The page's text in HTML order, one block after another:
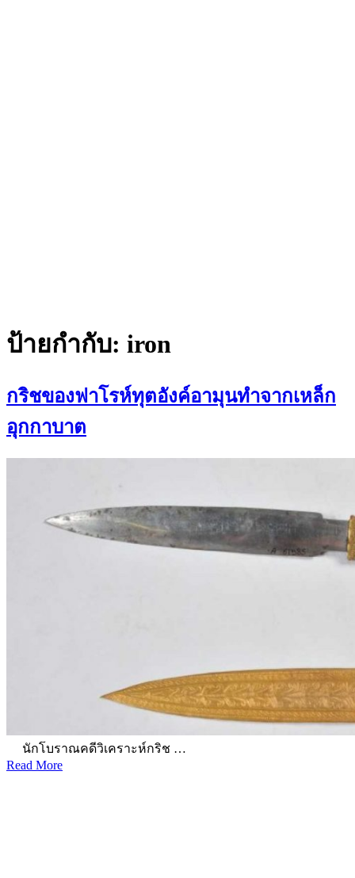
ป้ายกำกับ: iron
กริชของฟาโรห์ทุตอังค์อามุนทำจากเหล็ก
อุกกาบาต
นักโบราณคดีวิเคราะห์กริช …
Read More